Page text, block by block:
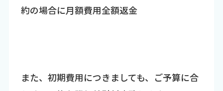
約の場合に月額費用全額返金
また、初期費用につきましても、ご予算に合